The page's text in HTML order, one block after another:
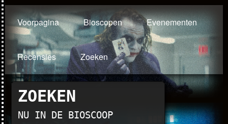
Voorpagina Bioscopen Evenementen
Recensies Zoeken
ZOEKEN
NU IN DE BIOSCOOP